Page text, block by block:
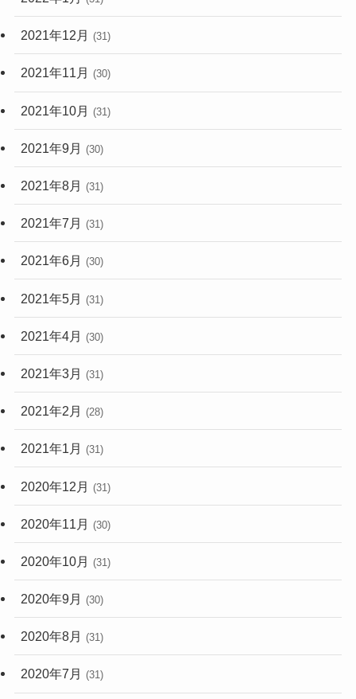
2021年12月 (31)
2021年11月 (30)
2021年10月 (31)
2021年9月 (30)
2021年8月 (31)
2021年7月 (31)
2021年6月 (30)
2021年5月 (31)
2021年4月 (30)
2021年3月 (31)
2021年2月 (28)
2021年1月 (31)
2020年12月 (31)
2020年11月 (30)
2020年10月 (31)
2020年9月 (30)
2020年8月 (31)
2020年7月 (31)